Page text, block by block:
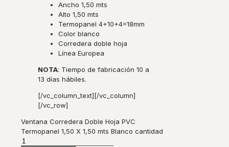
Ancho 1,50 mts
Alto 1,50 mts
Termopanel 4+10+4=18mm
Color blanco
Corredera doble hoja
Línea Europea
NOTA: Tiempo de fabricación 10 a
13 días hábiles.
[/vc_column_text][/vc_column]
[/vc_row]
Ventana Corredera Doble Hoja PVC
Termopanel 1,50 X 1,50 mts Blanco cantidad